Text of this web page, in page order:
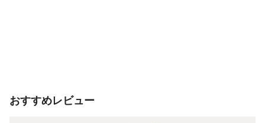
おすすめレビュー